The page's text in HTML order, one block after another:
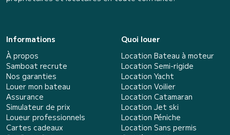
Informations
À propos
Samboat recrute
Nos garanties
Louer mon bateau
Assurance
Simulateur de prix
Loueur professionnels
Cartes cadeaux
Quoi louer
Location Bateau à moteur
Location Semi-rigide
Location Yacht
Location Voilier
Location Catamaran
Location Jet ski
Location Péniche
Location Sans permis